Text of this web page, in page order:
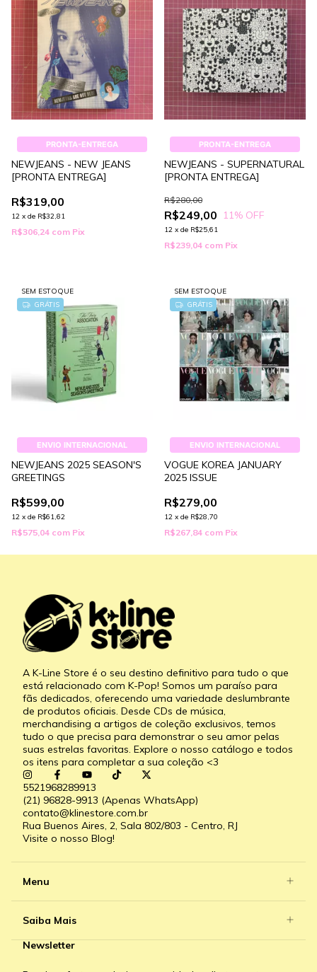
PRONTA-ENTREGA
NEWJEANS - NEW JEANS
[PRONTA ENTREGA]
R$319,00
12 x de R$32,81
R$306,24 com Pix
PRONTA-ENTREGA
NEWJEANS - SUPERNATURAL
[PRONTA ENTREGA]
R$249,00
R$280,00
11% OFF
12 x de R$25,61
R$239,04 com Pix
SEM ESTOQUE
GRÁTIS
ENVIO INTERNACIONAL
NEWJEANS 2025 SEASON'S
GREETINGS
R$599,00
12 x de R$61,62
R$575,04 com Pix
SEM ESTOQUE
GRÁTIS
ENVIO INTERNACIONAL
VOGUE KOREA JANUARY
2025 ISSUE
R$279,00
12 x de R$28,70
R$267,84 com Pix
A K-Line Store é o seu destino definitivo para tudo o que
está relacionado com K-Pop! Somos um paraíso para
fãs dedicados, oferecendo uma variedade deslumbrante
de produtos oficiais. Desde CDs de música,
merchandising a artigos de coleção exclusivos, temos
tudo o que precisa para demonstrar o seu amor pelas
suas estrelas favoritas. Explore o nosso catálogo e todos
os itens para completar a sua coleção <3
5521968289913
(21) 96828-9913 (Apenas WhatsApp)
contato@klinestore.com.br
Rua Buenos Aires, 2, Sala 802/803 - Centro, RJ
Visite o nosso Blog!
Menu
Saiba Mais
Newsletter